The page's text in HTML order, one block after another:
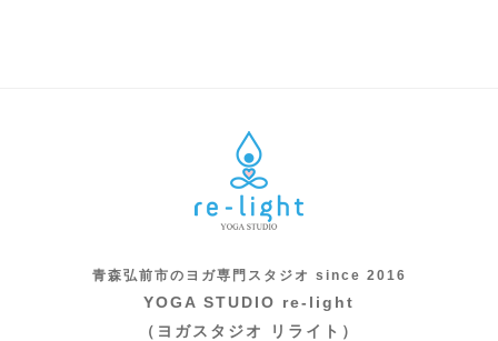
青森弘前市のヨガ専門スタジオ since 2016
YOGA STUDIO re-light
（ヨガスタジオ リライト）